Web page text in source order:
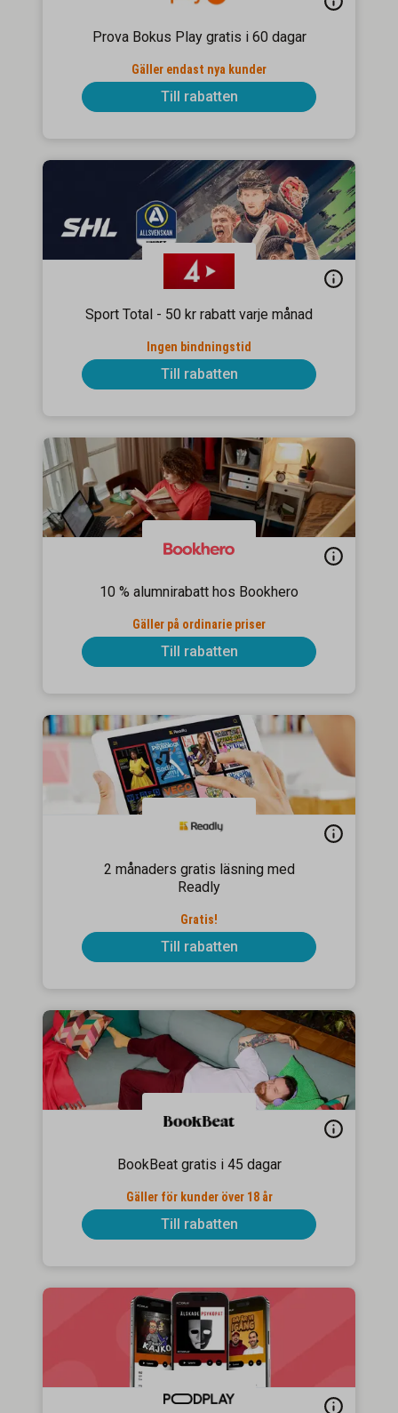
Prova Bokus Play gratis i 60 dagar
Gäller endast nya kunder
Till rabatten
Sport Total - 50 kr rabatt varje månad
Ingen bindningstid
Till rabatten
10 % alumnirabatt hos Bookhero
Gäller på ordinarie priser
Till rabatten
2 månaders gratis läsning med
Readly
Gratis!
Till rabatten
BookBeat gratis i 45 dagar
Gäller för kunder över 18 år
Till rabatten